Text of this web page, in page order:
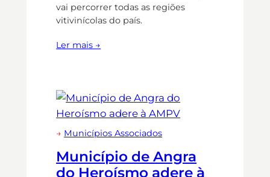
vai percorrer todas as regiões
vitivinícolas do país.
Ler mais →
→ Municípios Associados
Município de Angra
do Heroísmo adere à